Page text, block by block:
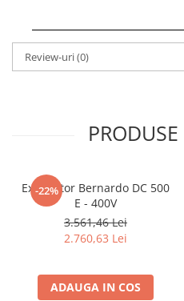
Review-uri(0)
-22%
Exhaustor Bernardo DC 500
E - 400V
3.561,46 Lei
2.760,63 Lei
ADAUGA IN COS